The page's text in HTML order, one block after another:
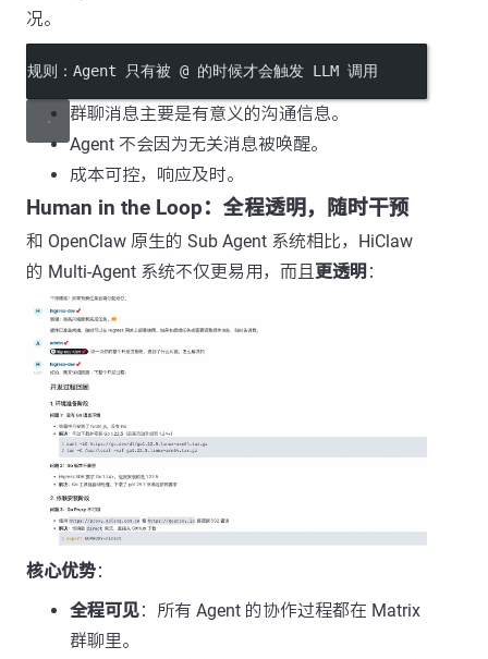
况。
规则：Agent 只有被 @ 的时候才会触发 LLM 调用
群聊消息主要是有意义的沟通信息。
Agent 不会因为无关消息被唤醒。
成本可控，响应及时。
Human in the Loop：全程透明，随时干预
和 OpenClaw 原生的 Sub Agent 系统相比，HiClaw
的 Multi-Agent 系统不仅更易用，而且 更透明 ：
核心优势：
全程可见：所有 Agent 的协作过程都在 Matrix
群聊里。